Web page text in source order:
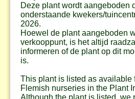
Deze plant wordt aangeboden
onderstaande kwekers/
2026.
Hoewel de plant aangeboden
verkooppunt, is het altijd
informeren of de plant op dit
is.
This plant is listed as available
Flemish nurseries in the Plant
Although the plant is listed, we